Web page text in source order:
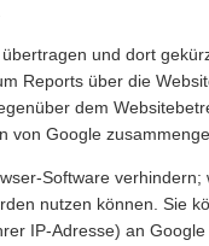
und dort
Reports über die
dem
von Google
Software
nutzen können. Sie
IP-Adresse) an